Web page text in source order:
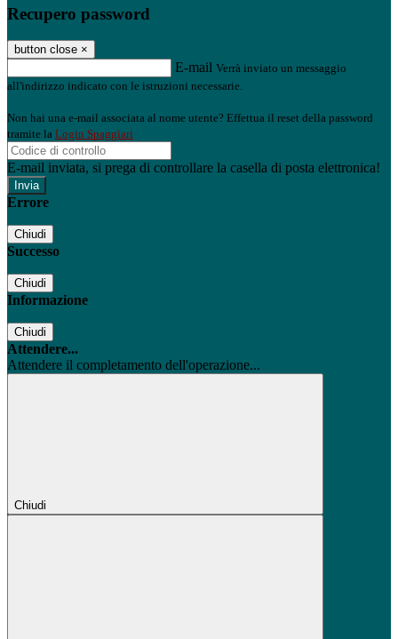
Recupero password
button close ×
E-mail Verrà inviato un messaggio
all'indirizzo indicato con le istruzioni necessarie.
Non hai una e-mail associata al nome utente? Effettua il reset della password
tramite la Login Spaggiari
E-mail inviata, si prega di controllare la casella di posta elettronica!
Errore
Chiudi
Successo
Chiudi
Informazione
Chiudi
Attendere...
Attendere il completamento dell'operazione...
Chiudi